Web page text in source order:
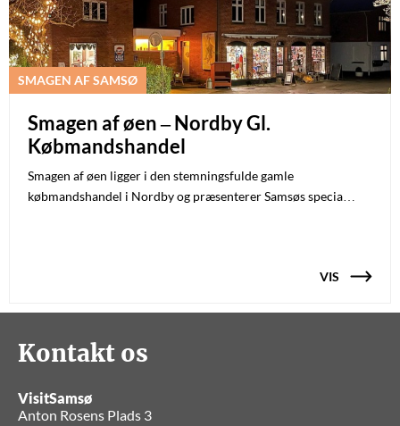
SMAGEN AF SAMSØ
Smagen af øen – Nordby Gl.
Købmandshandel
Smagen af øen ligger i den stemningsfulde gamle
købmandshandel i Nordby og præsenterer Samsøs specia…
VIS
Kontakt os
VisitSamsø
Anton Rosens Plads 3